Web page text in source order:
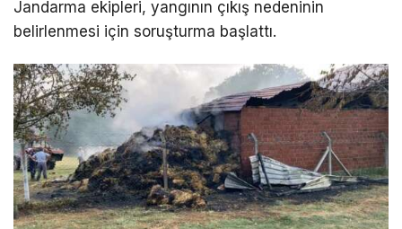
Jandarma ekipleri, yangının çıkış nedeninin
belirlenmesi için soruşturma başlattı.